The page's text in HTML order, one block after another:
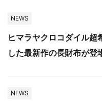
NEWS
ヒマラヤクロコダイル超
した最新作の長財布が登
NEWS